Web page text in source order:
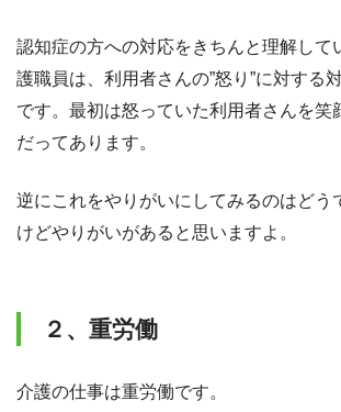
認知症の方への対応をきちんと理解して
護職員は、利用者さんの”怒り”に対する
です。最初は怒っていた利用者さんを笑
だってあります。
逆にこれをやりがいにしてみるのはどう
けどやりがいがあると思いますよ。
２、重労働
介護の仕事は重労働です。